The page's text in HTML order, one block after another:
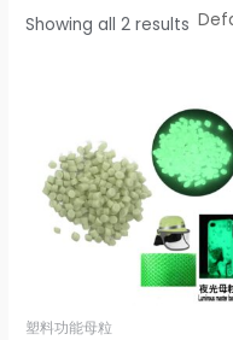
Showing all 2 results
塑料功能母粒